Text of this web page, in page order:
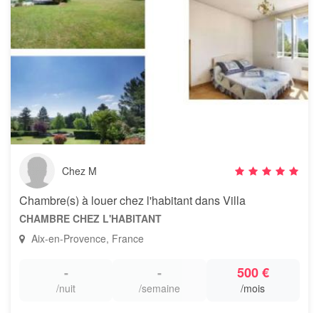
Chez M
Chambre(s) à louer chez l'habitant dans Villa
CHAMBRE CHEZ L'HABITANT
Aix-en-Provence, France
-
/nuit
-
/semaine
500 €
/mois